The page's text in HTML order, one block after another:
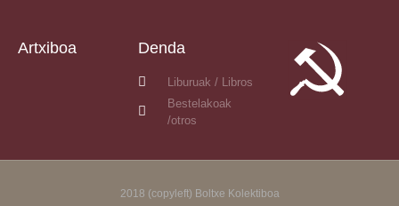
Artxiboa Denda
Liburuak / Libros
Bestelakoak
/otros
2018 (copyleft) Boltxe Kolektiboa